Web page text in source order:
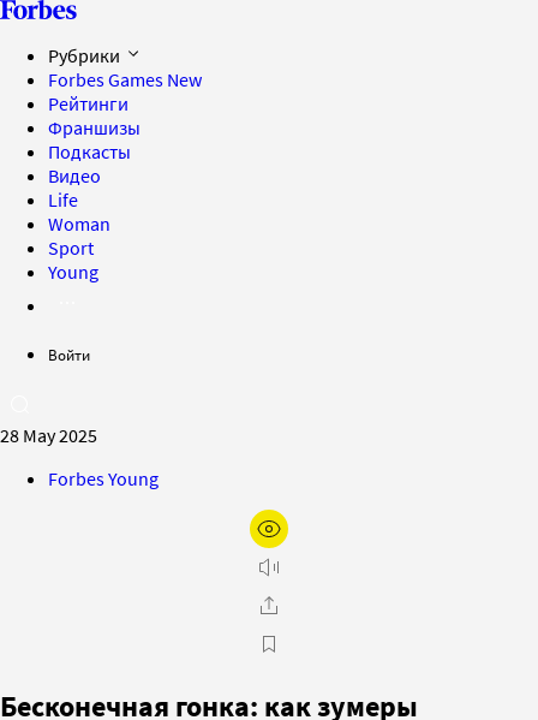
Рубрики
Forbes Games New
Рейтинги
Франшизы
Подкасты
Видео
Life
Woman
Sport
Young
Войти
28 May 2025
Forbes Young
Бесконечная гонка: как зумеры